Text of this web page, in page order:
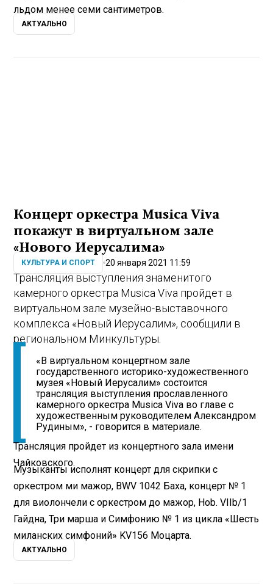
льдом менее семи сантиметров.
АКТУАЛЬНО
Концерт оркестра Musica Viva
покажут в виртуальном зале
«Нового Иерусалима»
КУЛЬТУРА И СПОРТ 20 января 2021 11:59
Трансляция выступления знаменитого
камерного оркестра Musica Viva пройдет в
виртуальном зале музейно-выставочного
комплекса «Новый Иерусалим», сообщили в
региональном Минкультуры.
«В виртуальном концертном зале
государственного историко-художественного
музея «Новый Иерусалим» состоится
трансляция выступления прославленного
камерного оркестра Musica Viva во главе с
художественным руководителем Александром
Рудиным», - говорится в материале.
Трансляция пройдет из концертного зала имени
Чайковского.
Музыканты исполнят концерт для скрипки с
оркестром ми мажор, BWV 1042 Баха, концерт № 1
для виолончели с оркестром до мажор, Hob. VIIb/1
Гайдна, Три марша и Симфонию № 1 из цикла «Шесть
миланских симфоний» KV156 Моцарта.
АКТУАЛЬНО